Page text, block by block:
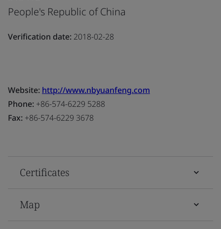
People's Republic of China
Verification date: 2018-02-28
Website: http://www.nbyuanfeng.com
Phone: +86-574-6229 5288
Fax: +86-574-6229 3678
Certificates
Map